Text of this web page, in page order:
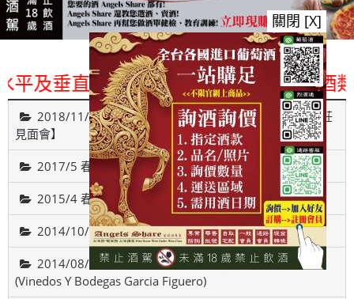
及垂直整合、一次購足」各國進口酒類
2018/11/26【Monday Red 之 遇見葡萄牙古城貴族酒莊
見面會】
2017/5 春之氣泡酒試飲博覽會
2015/4 春之氣泡酒試飲博覽會
2014/10/18智利-威帝偉士酒廠品酒會(VALDIVIESO)
2014/08/22 西班牙斗羅河產區，費加洛酒莊品酒會
(Vinedos Y Bodegas Garcia Figuero)
關閉 [X]